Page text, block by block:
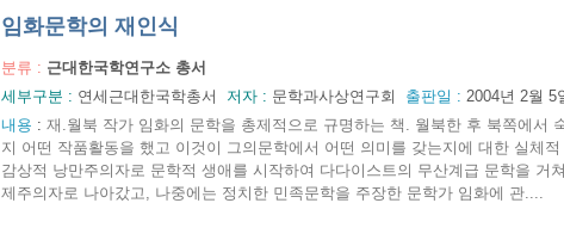
임화문학의 재인식
분류 : 근대한국학연구소 총서
세부구분 : 연세근대한국학총서 저자 : 문학과사상연구회 출판일 : 2004년 2월 5
내용 : 재.월북 작가 임화의 문학을 총제적으로 규명하는 책. 월북한 후 북쪽에서
지 어떤 작품활동을 했고 이것이 그의문학에서 어떤 의미를 갖는지에 대한 실체
감상적 낭만주의자로 문학적 생애를 시작하여 다다이스트의 무산계급 문학을 거
제주의자로 나아갔고, 나중에는 정치한 민족문학을 주장한 문학가 임화에 관....